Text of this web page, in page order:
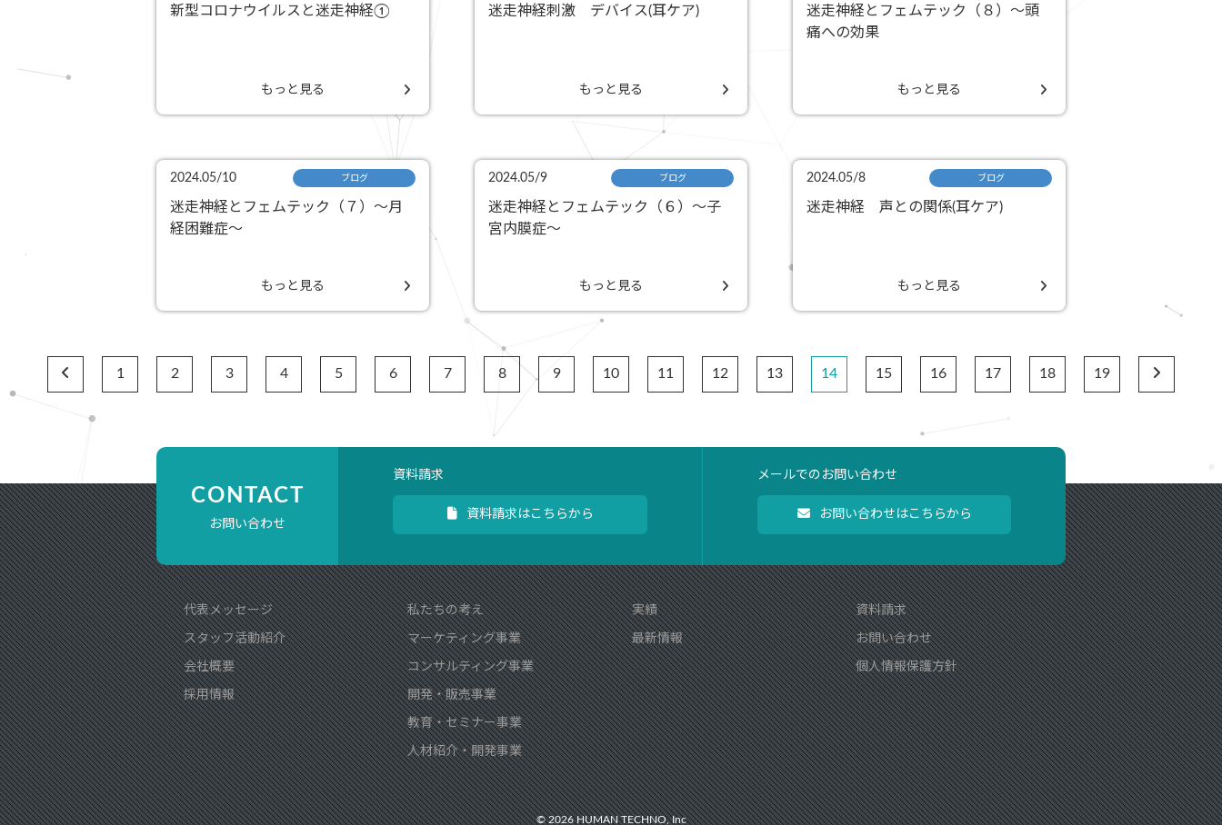
新型コロナウイルスと迷走神経①
もっと見る
迷走神経刺激 デバイス(耳ケア)
もっと見る
迷走神経とフェムテック（８）〜頭
痛への効果
もっと見る
2024.05/10 ブログ
迷走神経とフェムテック（７）〜月
経困難症〜
もっと見る
2024.05/9 ブログ
迷走神経とフェムテック（６）〜子
宮内膜症〜
もっと見る
2024.05/8 ブログ
迷走神経 声との関係(耳ケア)
もっと見る
1 2 3 4 5 6 7 8 9 10 11 12 13 14 15 16 17 18 19
CONTACT
お問い合わせ
資料請求
資料請求はこちらから
メールでのお問い合わせ
お問い合わせはこちらから
代表メッセージ
スタッフ活動紹介
会社概要
採用情報
私たちの考え
マーケティング事業
コンサルティング事業
開発・販売事業
教育・セミナー事業
人材紹介・開発事業
実績
最新情報
資料請求
お問い合わせ
個人情報保護方針
©︎ 2026 HUMAN TECHNO, Inc